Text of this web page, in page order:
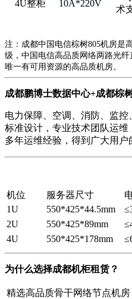
4U整柜 10A*220V
术
注：成都中国电信棕树805机房是
级，中国电信高品质网络两路光
唯一有可用资源的高品质机房。
成都鹏博士数据中心+成都棕
电力保障、空调、消防、监
标准设计，专业技术团队运
多年运维经验，得到广大用户
机位 服务器尺寸
1U
550*425*44.5mm
2U
550*425*89mm
4U
550*425*178mm
为什么选择成都机柜租赁？
精选高品质骨干网络节点机